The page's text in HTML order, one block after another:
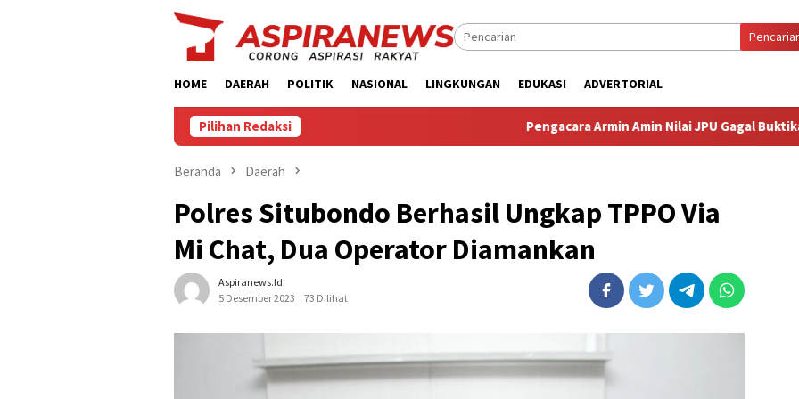
HOME DAERAH POLITIK NASIONAL LINGKUNGAN EDUKASI ADVERTORIAL
Pilihan Redaksi ‎Pengacara Armin Amin Nilai JPU Gagal Buktikan
Beranda Daerah
Polres Situbondo Berhasil Ungkap TPPO Via
Mi Chat, Dua Operator Diamankan
Aspiranews.id
5 Desember 2023
73 Dilihat